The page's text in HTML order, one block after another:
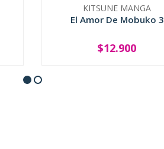
KITSUNE MANGA
El Amor De Mobuko 3
SOLD OUT
$12.900